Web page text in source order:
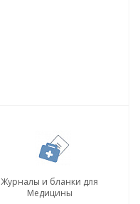
Журналы и бланки для
Медицины